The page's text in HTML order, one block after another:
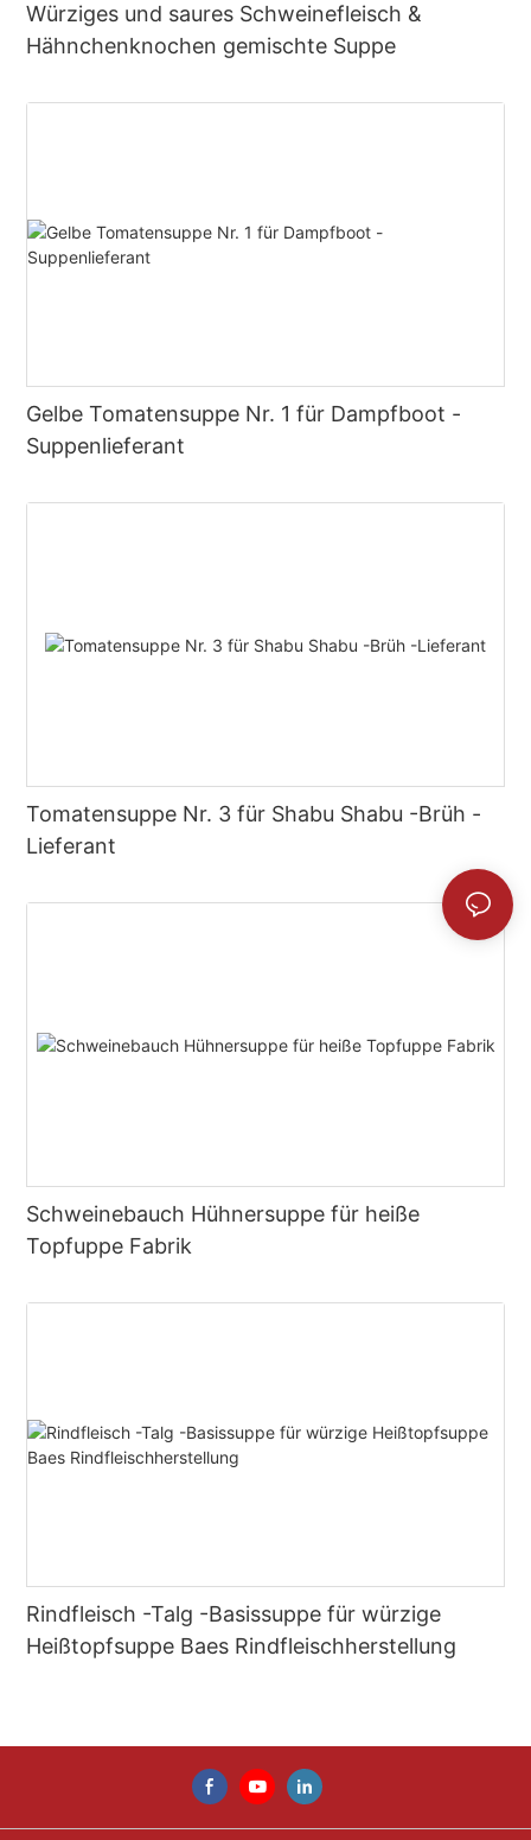
Würziges und saures Schweinefleisch &
Hähnchenknochen gemischte Suppe
Gelbe Tomatensuppe Nr. 1 für Dampfboot -
Suppenlieferant
Tomatensuppe Nr. 3 für Shabu Shabu -Brüh -
Lieferant
Schweinebauch Hühnersuppe für heiße
Topfuppe Fabrik
Rindfleisch -Talg -Basissuppe für würzige
Heißtopfsuppe Baes Rindfleischherstellung